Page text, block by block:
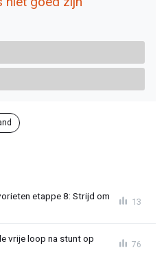
etappe 8: Strijd om
13
vrije loop na stunt op
76